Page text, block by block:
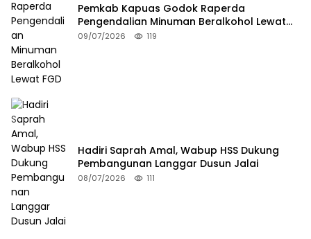
Pemkab Kapuas Godok Raperda
Pengendalian Minuman Beralkohol Lewat
FGD
09/07/2026 119
Hadiri Saprah Amal, Wabup HSS Dukung
Pembangunan Langgar Dusun Jalai
08/07/2026 111